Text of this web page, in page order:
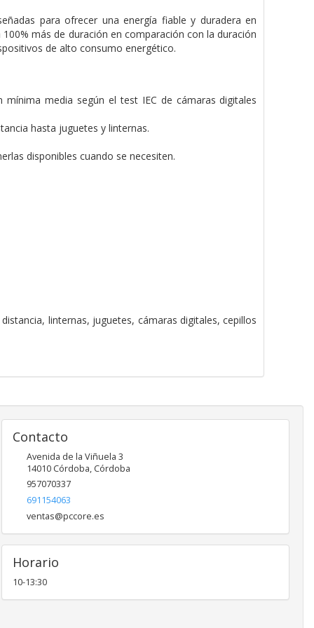
para ofrecer una energía fiable y duradera en
más de duración en comparación con la duración
de alto consumo energético.
media según el test IEC de cámaras digitales
hasta juguetes y linternas.
disponibles cuando se necesiten.
linternas, juguetes, cámaras digitales, cepillos
Contacto
Avenida de la Viñuela 3
14010 Córdoba, Córdoba
957070337
691154063
ventas@pccore.es
Horario
10-13:30